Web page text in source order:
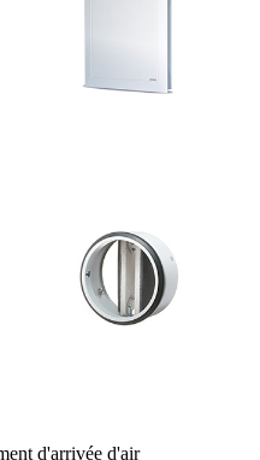
d'arrivée d'air